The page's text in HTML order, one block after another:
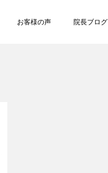
お客様の声 院長ブログ